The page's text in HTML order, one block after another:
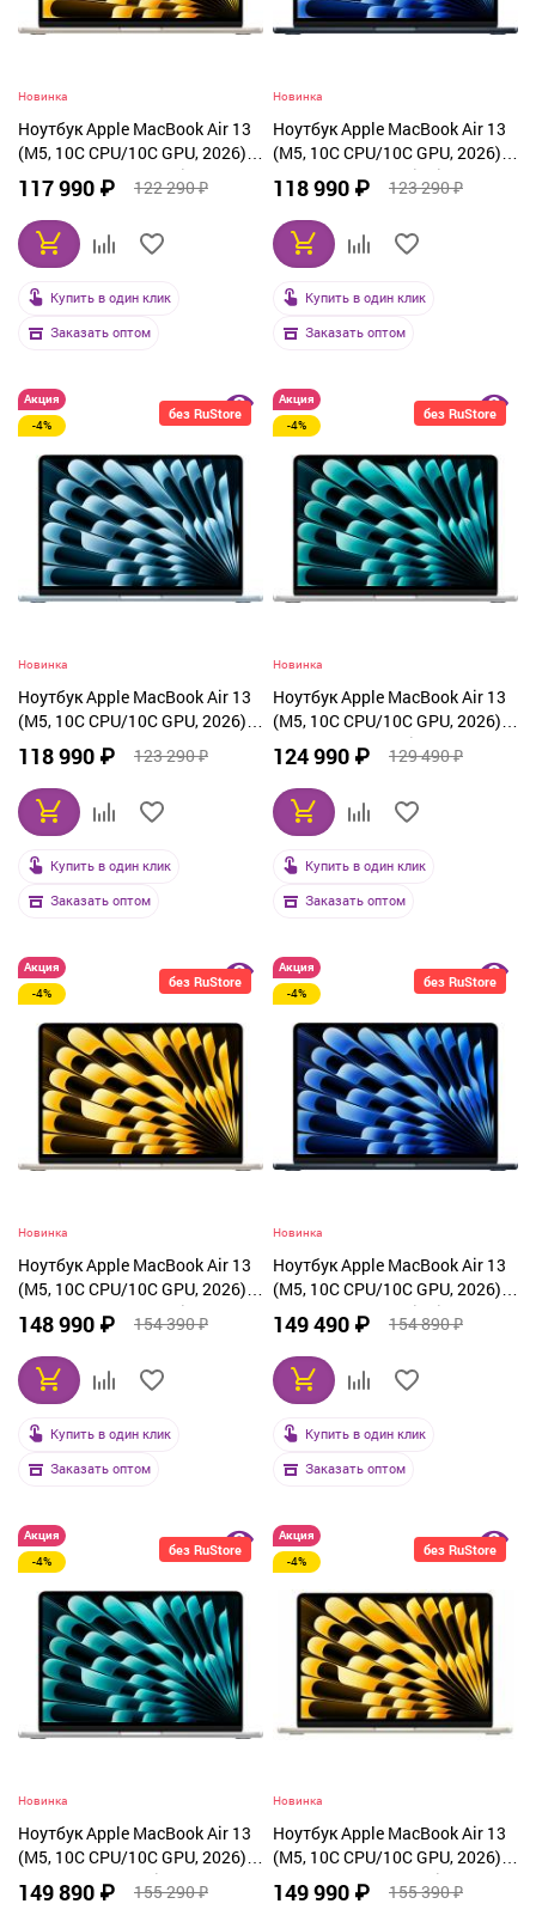
Новинка
Ноутбук Apple MacBook Air 13
(M5, 10C CPU/10C GPU, 2026),
16 ГБ, 1 ТБ SSD, Starlight
(MDHC4)
117 990 ₽ 122 290 ₽
Купить в один клик
Заказать оптом
Новинка
Ноутбук Apple MacBook Air 13
(M5, 10C CPU/10C GPU, 2026),
16 ГБ, 1 ТБ SSD, Midnight
(MDHF4)
118 990 ₽ 123 290 ₽
Купить в один клик
Заказать оптом
без RuStore
Акция
-4%
Новинка
Ноутбук Apple MacBook Air 13
(M5, 10C CPU/10C GPU, 2026),
16 ГБ, 1 ТБ SSD, Sky Blue
(MDHJ4)
118 990 ₽ 123 290 ₽
Купить в один клик
Заказать оптом
без RuStore
Акция
-4%
Новинка
Ноутбук Apple MacBook Air 13
(M5, 10C CPU/10C GPU, 2026),
16 ГБ, 1 ТБ SSD, Silver (MDH84)
124 990 ₽ 129 490 ₽
Купить в один клик
Заказать оптом
без RuStore
Акция
-4%
Новинка
Ноутбук Apple MacBook Air 13
(M5, 10C CPU/10C GPU, 2026),
24 ГБ, 1 ТБ SSD, Starlight
(MDHD4)
148 990 ₽ 154 390 ₽
Купить в один клик
Заказать оптом
без RuStore
Акция
-4%
Новинка
Ноутбук Apple MacBook Air 13
(M5, 10C CPU/10C GPU, 2026),
24 ГБ, 1 ТБ SSD, Midnight
(MDHG4)
149 490 ₽ 154 890 ₽
Купить в один клик
Заказать оптом
без RuStore
Акция
-4%
Новинка
Ноутбук Apple MacBook Air 13
(M5, 10C CPU/10C GPU, 2026),
24 ГБ, 1 ТБ SSD, Silver (MDH94)
149 890 ₽ 155 290 ₽
без RuStore
Акция
-4%
Новинка
Ноутбук Apple MacBook Air 13
(M5, 10C CPU/10C GPU, 2026),
32 ГБ, 1 ТБ SSD, Starlight
(Z1L4000K4)
149 990 ₽ 155 390 ₽